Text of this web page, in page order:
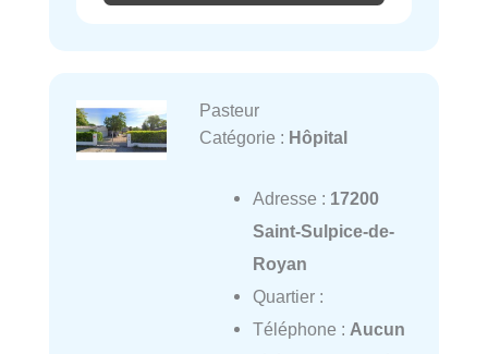
Pasteur
Catégorie : Hôpital
Adresse : 17200
Saint-Sulpice-de-
Royan
Quartier :
Téléphone : Aucun